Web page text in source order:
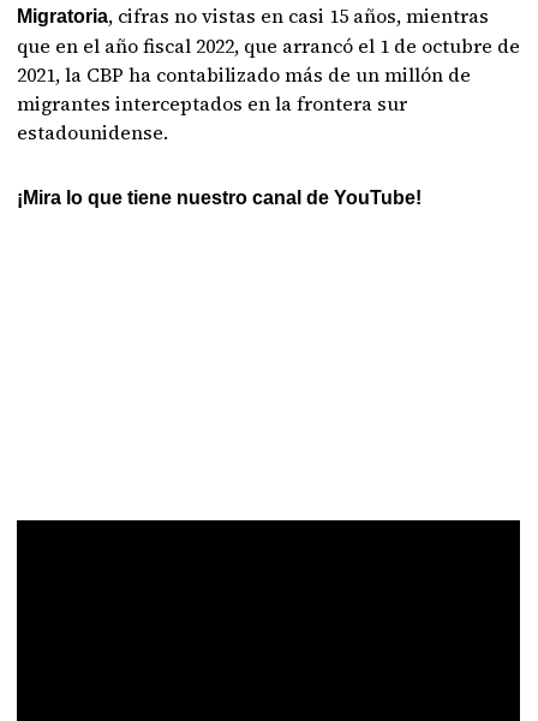
Migratoria, cifras no vistas en casi 15 años, mientras
que en el año fiscal 2022, que arrancó el 1 de octubre de
2021, la CBP ha contabilizado más de un millón de
migrantes interceptados en la frontera sur
estadounidense.
¡Mira lo que tiene nuestro canal de YouTube!